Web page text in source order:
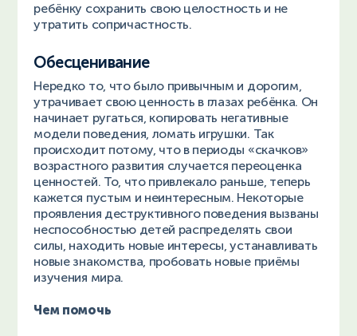
ребёнку сохранить свою целостность и не
утратить сопричастность.
Обесценивание
Нередко то, что было привычным и дорогим,
утрачивает свою ценность в глазах ребёнка. Он
начинает ругаться, копировать негативные
модели поведения, ломать игрушки. Так
происходит потому, что в периоды «скачков»
возрастного развития случается переоценка
ценностей. То, что привлекало раньше, теперь
кажется пустым и неинтересным. Некоторые
проявления деструктивного поведения вызваны
неспособностью детей распределять свои
силы, находить новые интересы, устанавливать
новые знакомства, пробовать новые приёмы
изучения мира.
Чем помочь